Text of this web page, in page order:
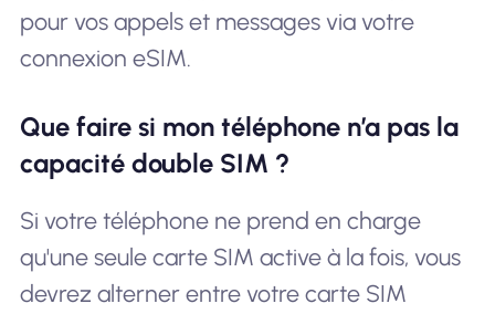
pour vos appels et messages via votre
connexion eSIM.
Que faire si mon téléphone n’a pas la
capacité double SIM ?
Si votre téléphone ne prend en charge
qu'une seule carte SIM active à la fois, vous
devrez alterner entre votre carte SIM